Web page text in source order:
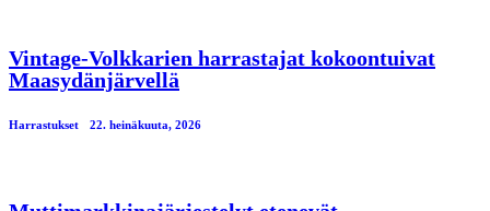
Vintage-Volkkarien harrastajat kokoontuivat
Maasydänjärvellä
Harrastukset 22. heinäkuuta, 2026